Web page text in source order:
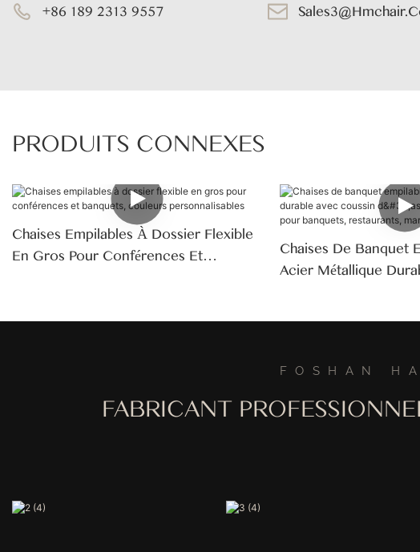
+86 189 2313 9557
PRODUITS CONNEXES
Chaises Empilables À Dossier Flexible
En Gros Pour Conférences Et
Chaises De Banquet
Acier Métallique
FOSHAN
FABRICANT